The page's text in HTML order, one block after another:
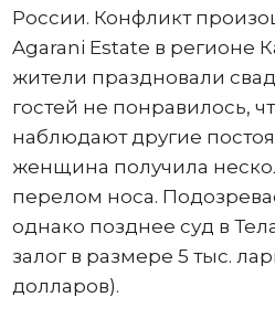
России. Конфликт
Agarani Estate в регионе
жители праздновали
гостей не понравилось,
наблюдают другие
женщина получила
перелом носа.
однако позднее суд в
залог в размере 5 тыс.
долларов).